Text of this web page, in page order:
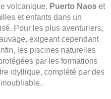
volcanique, Puerto Naos et
et enfants dans un
Pour les plus aventuriers,
exigeant cependant
les piscines naturelles
par les formations
idyllique, complété par des